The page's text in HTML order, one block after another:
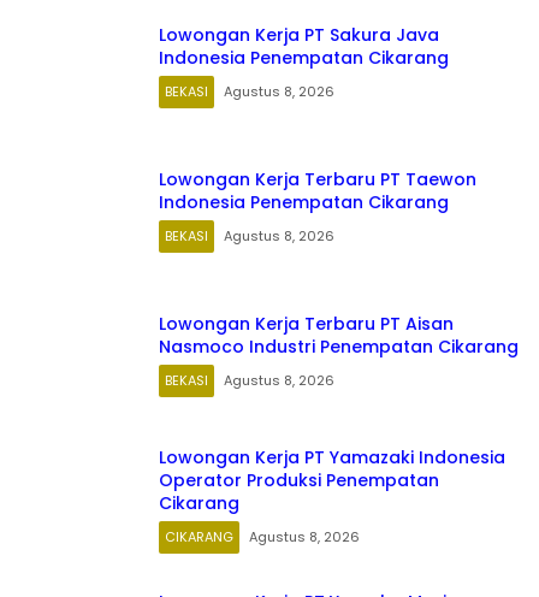
Lowongan Kerja PT Sakura Java
Indonesia Penempatan Cikarang
BEKASI Agustus 8, 2026
Lowongan Kerja Terbaru PT Taewon
Indonesia Penempatan Cikarang
BEKASI Agustus 8, 2026
Lowongan Kerja Terbaru PT Aisan
Nasmoco Industri Penempatan Cikarang
BEKASI Agustus 8, 2026
Lowongan Kerja PT Yamazaki Indonesia
Operator Produksi Penempatan
Cikarang
CIKARANG Agustus 8, 2026